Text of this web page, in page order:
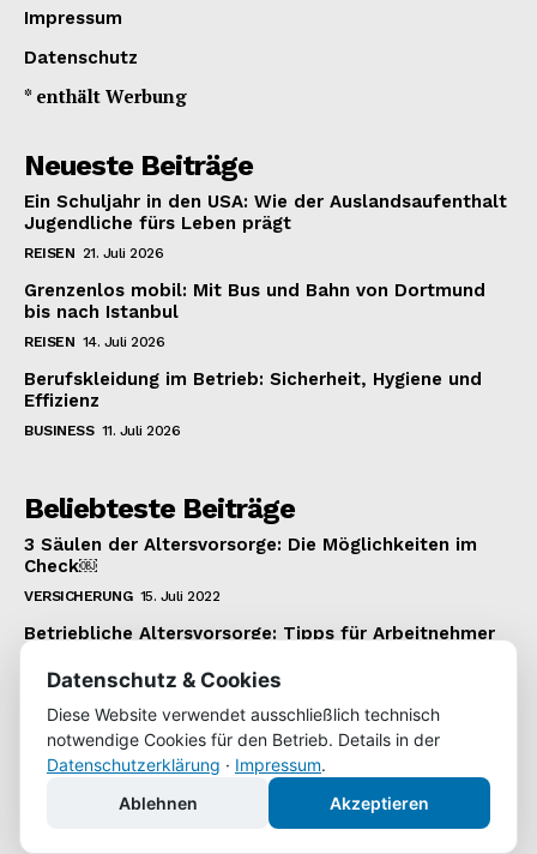
Impressum
Datenschutz
* enthält Werbung
Neueste Beiträge
Ein Schuljahr in den USA: Wie der Auslandsaufenthalt
Jugendliche fürs Leben prägt
REISEN 21. Juli 2026
Grenzenlos mobil: Mit Bus und Bahn von Dortmund
bis nach Istanbul
REISEN 14. Juli 2026
Berufskleidung im Betrieb: Sicherheit, Hygiene und
Effizienz
BUSINESS 11. Juli 2026
Beliebteste Beiträge
3 Säulen der Altersvorsorge: Die Möglichkeiten im
Check￼
VERSICHERUNG 15. Juli 2022
Betriebliche Altersvorsorge: Tipps für Arbeitnehmer
22. Juli 2022
Copyright © 2022 | WochenKurier.de | Alle Inhalte unterliegen
Datenschutz & Cookies
Diese Website verwendet ausschließlich technisch
notwendige Cookies für den Betrieb. Details in der
Datenschutzerklärung · Impressum.
Ablehnen
Akzeptieren